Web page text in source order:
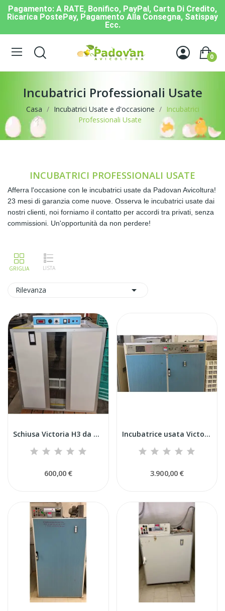
Pagamento: A RATE, Bonifico, PayPal, Carta Di Credito,
Ricarica PostePay, Pagamento Alla Consegna, Satispay
Ecc.
0
Incubatrici Professionali Usate
Casa Incubatrici Usate e d'occasione
Incubatrici
Professionali Usate
INCUBATRICI PROFESSIONALI USATE
Afferra l'occasione con le incubatrici usate da Padovan Avicoltura!
23 mesi di garanzia come nuove. Osserva le incubatrici usate dai
nostri clienti, noi forniamo il contatto per accordi tra privati, senza
commissioni. Un'opportunità da non perdere!
Rilevanza 
Schiusa Victoria H3 da 800 uova
600,00 €
Incubatrice usata Victoria I36 da 5.184 uova
3.900,00 €